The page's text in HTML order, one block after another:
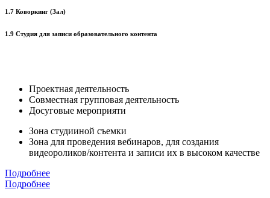
1.7 Коворкинг (Зал)
1.9 Студия для записи образовательного контента
Проектная деятельность
Совместная групповая деятельность
Досуговые мероприяти
Зона студииной съемки
Зона для проведения вебинаров, для создания
видеороликов/контента и записи их в высоком качестве
Подробнее
Подробнее